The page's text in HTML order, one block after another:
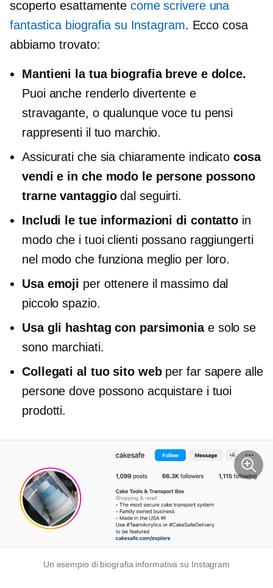
scoperto esattamente come scrivere una
fantastica biografia su Instagram. Ecco cosa
abbiamo trovato:
Mantieni la tua biografia breve e dolce.
Puoi anche renderlo divertente e
stravagante, o qualunque voce tu pensi
rappresenti il ​​tuo marchio.
Assicurati che sia chiaramente indicato cosa
vendi e in che modo le persone possono
trarne vantaggiodal seguirti.
Includi le tue informazioni di contatto in
modo che i tuoi clienti possano raggiungerti
nel modo che funziona meglio per loro.
Usa emoji per ottenere il massimo dal
piccolo spazio.
Usa gli hashtag con parsimoniae solo se
sono marchiati.
Collegati al tuo sito webper far sapere alle
persone dove possono acquistare i tuoi
prodotti.
Un esempio di biografia informativa su Instagram